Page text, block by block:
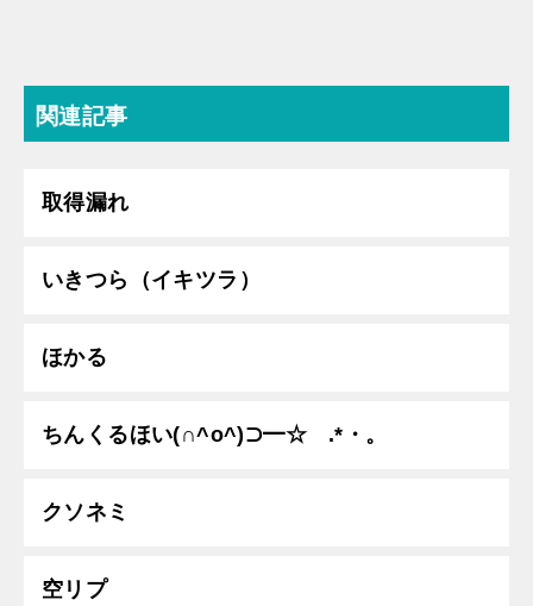
関連記事
取得漏れ
いきつら（イキツラ）
ほかる
ちんくるほい(∩^o^)⊃━☆゚.*・。
クソネミ
空リプ